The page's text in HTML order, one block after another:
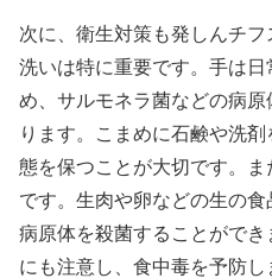
次に、衛生対策も発しんチ
洗いは特に重要です。手は
め、サルモネラ菌などの病
ります。こまめに石鹸や洗
態を保つことが大切です。
です。生肉や卵などの生の
病原体を殺菌することがで
にも注意し、食中毒を予防し